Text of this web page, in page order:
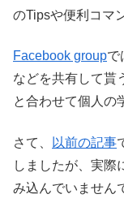
のTipsや便利コマ
Facebook groupで
などを共有して貰
と合わせて個人の
さて、 以前の記事
しましたが、実際
み込んでいません